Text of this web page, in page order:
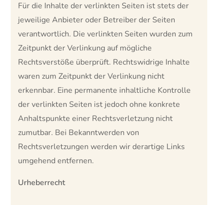
Für die Inhalte der verlinkten Seiten ist stets der
jeweilige Anbieter oder Betreiber der Seiten
verantwortlich. Die verlinkten Seiten wurden zum
Zeitpunkt der Verlinkung auf mögliche
Rechtsverstöße überprüft. Rechtswidrige Inhalte
waren zum Zeitpunkt der Verlinkung nicht
erkennbar. Eine permanente inhaltliche Kontrolle
der verlinkten Seiten ist jedoch ohne konkrete
Anhaltspunkte einer Rechtsverletzung nicht
zumutbar. Bei Bekanntwerden von
Rechtsverletzungen werden wir derartige Links
umgehend entfernen.
Urheberrecht